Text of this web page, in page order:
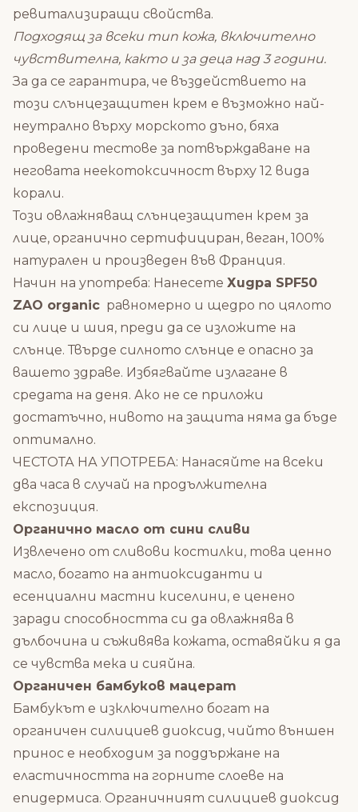
ревитализиращи свойства.
Подходящ за всеки тип кожа, включително
чувствителна, както и за деца над 3 години.
За да се гарантира, че въздействието на
този слънцезащитен крем е възможно най-
неутрално върху морското дъно, бяха
проведени тестове за потвърждаване на
неговата неекотоксичност върху 12 вида
корали.
Този овлажняващ слънцезащитен крем за
лице, органично сертифициран, веган, 100%
натурален и произведен във Франция.
Начин на употреба: Нанесете Хидра SPF50
ZAO organic равномерно и щедро по цялото
си лице и шия, преди да се изложите на
слънце. Твърде силното слънце е опасно за
вашето здраве. Избягвайте излагане в
средата на деня. Ако не се приложи
достатъчно, нивото на защита няма да бъде
оптимално.
ЧЕСТОТА НА УПОТРЕБА: Нанасяйте на всеки
два часа в случай на продължителна
експозиция.
Органично масло от сини сливи
Извлечено от сливови костилки, това ценно
масло, богато на антиоксиданти и
есенциални мастни киселини, е ценено
заради способността си да овлажнява в
дълбочина и съживява кожата, оставяйки я да
се чувства мека и сияйна.
Органичен бамбуков мацерат
Бамбукът е изключително богат на
органичен силициев диоксид, чийто външен
принос е необходим за поддържане на
еластичността на горните слоеве на
епидермиса. Органичният силициев диоксид